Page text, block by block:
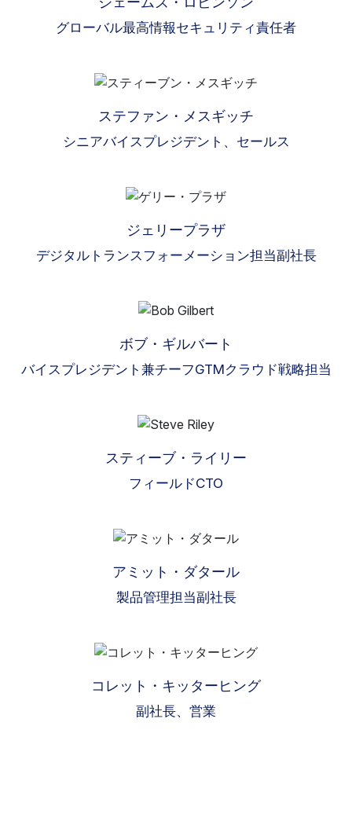
グローバル最高情報セキュリティ責任者
ステファン・メスギッチ
シニアバイスプレジデント、セールス
ジェリープラザ
デジタルトランスフォーメーション担当副社長
ボブ・ギルバート
バイスプレジデント兼チーフGTMクラウド戦略担当
スティーブ・ライリー
フィールドCTO
アミット・ダタール
製品管理担当副社長
コレット・キッターヒング
副社長、営業